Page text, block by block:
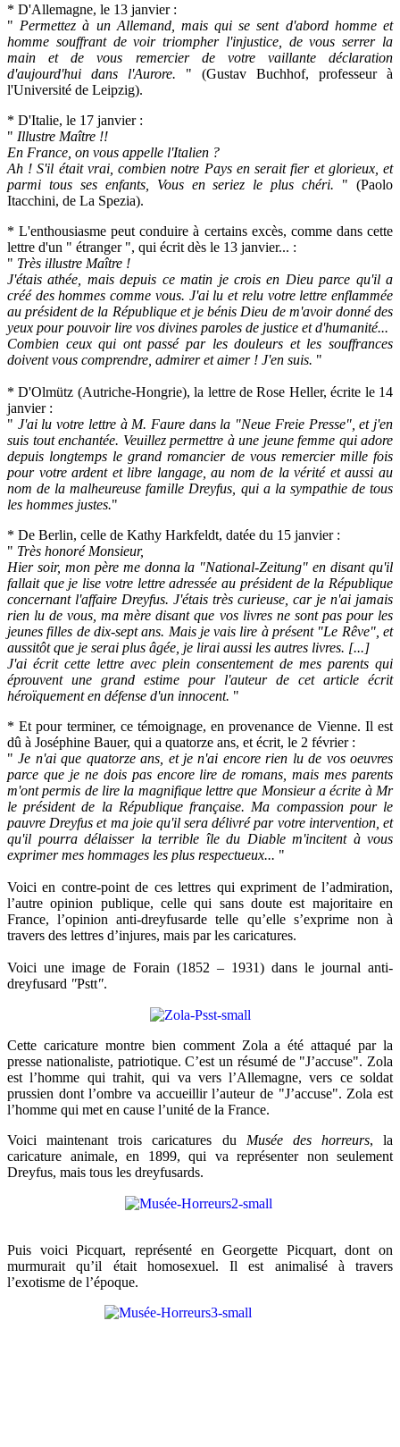
* D'Allemagne, le 13 janvier :
" Permettez à un Allemand, mais qui se sent d'abord homme et
homme souffrant de voir triompher l'injustice, de vous serrer la
main et de vous remercier de votre vaillante déclaration
d'aujourd'hui dans
l'Aurore. " (Gustav Buchhof, professeur à
l'Université de Leipzig).
* D'Italie, le 17 janvier :
" Illustre Maître !!
En France, on vous appelle l'Italien ?
Ah ! S'il était vrai, combien notre Pays en seraitfier et glorieux, et
parmi tous ses enfants, Vous en seriez le plus chéri. " (Paolo
Itacchini, de La Spezia).
* L'enthousiasme peut conduire à certains excès, comme dans cette
lettre d'un " étranger ", qui écrit dès le 13 janvier... :
" Très illustre Maître !
J'étais athée, mais depuis ce matin je crois en Dieu parce qu'il a
créé des hommes comme vous. J'ai lu et relu votre lettre enflammée
au président de la République et je bénis Dieu de m'avoir donné des
yeux pour pouvoir lire vos divines paroles de justice et d'humanité...
Combien ceux qui ont passé par les douleurs et les souffrances
doivent vous comprendre, admirer et aimer ! J'en suis. "
* D'Olmütz (Autriche-Hongrie), la lettre de Rose Heller, écrite le 14
janvier :
" J'ai lu votre lettre à M. Faure dans la "Neue Freie Presse", et j'en
suis tout enchantée. Veuillez permettre à une jeune femme qui adore
depuis longtemps le grand romancier de vous remercier mille fois
pour votre ardent et libre langage, au nom de la vérité et aussi au
nom de la malheureuse famille Dreyfus, qui a la sympathie de tous
les hommes justes."
* De Berlin, celle de Kathy Harkfeldt, datée du 15 janvier :
" Très honoré Monsieur,
Hier soir, mon père me donna la "National-Zeitung" en disant qu'il
fallait que je lise votre lettre adressée au président de la République
concernant l'affaire Dreyfus. J'étais très curieuse, car je n'ai jamais
rien lu de vous, ma mère disant que vos livres ne sont pas pour les
jeunes filles de dix-sept ans. Mais je vais lire à présent "Le Rêve", et
aussitôt que je serai plus âgée, je lirai aussi les autres livres. [...]
J'ai écrit cette lettre avec plein consentement de mes parents qui
éprouvent une grand estime pour l'auteur de cet article écrit
héroïquement en défense d'un innocent. "
* Et pour terminer, ce témoignage, en provenance de Vienne. Il est
dû à Joséphine Bauer, qui a quatorze ans, et écrit, le 2 février :
" Je n'ai que quatorze ans, et je n'ai encore rien lu de vos oeuvres
parce que je ne dois pas encore lire de romans, mais mes parents
m'ont permis de lire la magnifique lettre que Monsieur a écrite à Mr
le président de la République française. Ma compassion pour le
pauvre Dreyfus et ma joie qu'il sera délivré par votre intervention, et
qu'il pourra délaisser la terrible île du Diable m'incitent à vous
exprimer mes hommages les plus respectueux... "
Voici en contre-point de ces lettres qui expriment de l’admiration,
l’autre opinion publique, celle qui sans doute est majoritaire en
France, l’opinion anti-dreyfusarde telle qu’elle s’exprime non à
travers des lettres d’injures, mais par les caricatures.
Voici une image de Forain (1852 – 1931) dans le journal anti-
dreyfusard "Pstt".
Cette caricature montre bien comment Zola a été attaqué par la
presse nationaliste, patriotique. C’est un résumé de "J’accuse". Zola
est l’homme qui trahit, qui va vers l’Allemagne, vers ce soldat
prussien dont l’ombre va accueillir l’auteur de "J’accuse". Zola est
l’homme qui met en cause l’unité de la France.
Voici maintenant trois caricatures du Musée des horreurs, la
caricature animale, en 1899, qui va représenter non seulement
Dreyfus, mais tous les dreyfusards.
Puis voici Picquart, représenté en Georgette Picquart, dont on
murmurait qu’il était homosexuel. Il est animalisé à travers
l’exotisme de l’époque.